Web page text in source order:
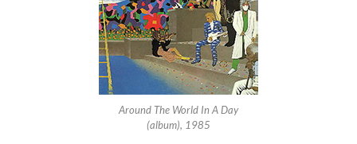
Around The World In A Day
(album), 1985